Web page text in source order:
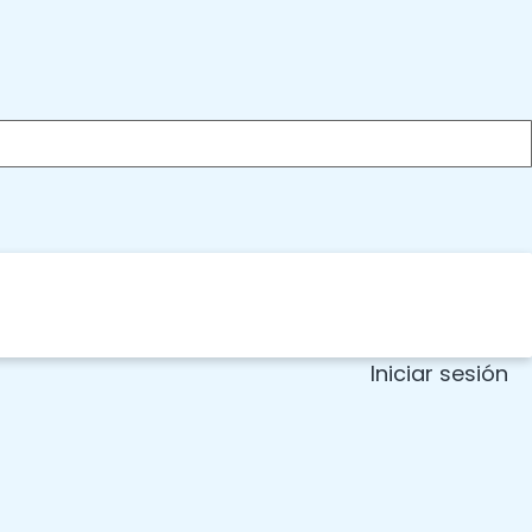
Iniciar sesión